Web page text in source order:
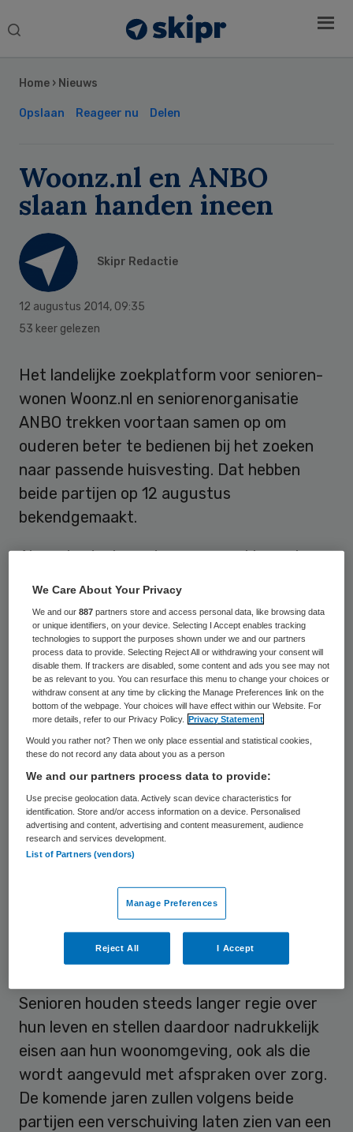
Search
Home › Nieuws
Opslaan Reageer nu Delen
Woonz.nl en ANBO
slaan handen ineen
Skipr Redactie
12 augustus 2014, 09:35
53 keer gelezen
Het landelijke zoekplatform voor senioren-
wonen Woonz.nl en seniorenorganisatie
ANBO trekken voortaan samen op om
ouderen beter te bedienen bij het zoeken
naar passende huisvesting. Dat hebben
beide partijen op 12 augustus
bekendgemaakt.
Als onderdeel van de samenwerking zal
woningaanbod van Woonz.nl doorzoekbaar
maken. Daarvoor wordt de
zoekfunctionaliteit vanWoonz.nlgebruikt,
waarmee senioren vanuit specifieke
voorkeuren (ligging, gemak en ontspanning,
service en diensten, veiligheid) kunnen
zoeken naar de seniorenwoning die daarop
het best aansluit. Daarnaast denkt ANBO
mee aan de doorontwikkeling van Woonz.nl
en het verder optimaliseren van de
dienstverlening vanuit Woonz.nl.
Vraaggericht
De afspraken sluiten volgens de twee
partijen nauw aan op ontwikkelingen in de
Senioren houden steeds langer regie over
hun leven en stellen daardoor nadrukkelijk
eisen aan hun woonomgeving, ook als die
wordt aangevuld met afspraken over zorg.
De komende jaren zullen volgens beide
partijen een verschuiving laten zien van een
Sidebar
We Care About Your Privacy
We and our887 partners store and access personal data, like browsing data
or unique identifiers, on your device. Selecting I Accept enables tracking
technologies to support the purposes shown under we and our partners
process data to provide. Selecting Reject All or withdrawing your consent will
disable them. If trackers are disabled, some content and ads you see may not
be as relevant to you. You can resurface this menu to change your choices or
withdraw consent at any time by clicking the Manage Preferences link on the
bottom of the webpage. Your choices will have effect within our Website. For
more details, refer to our Privacy Policy.
Privacy Statement
Would you rather not? Then we only place essential and statistical cookies,
these do not record any data about you as a person
We and our partners process data to provide:
Use precise geolocation data. Actively scan device characteristics for
identification. Store and/or access information on a device. Personalised
advertising and content, advertising and content measurement, audience
research and services development.
List of Partners (vendors)
Manage Preferences
Reject All I Accept